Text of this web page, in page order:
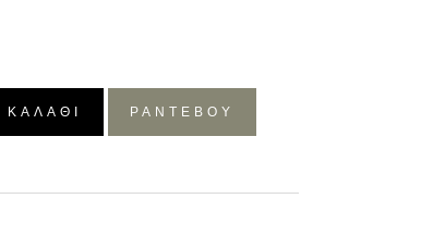
ΡΑΝΤΕΒΟΥ